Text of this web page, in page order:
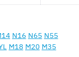
N16 N65 N55
M18 M20 M35